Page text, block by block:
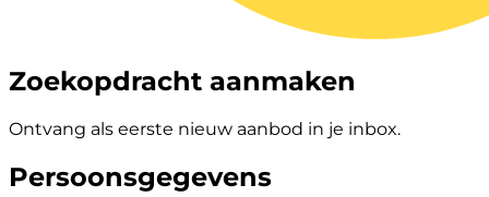
Zoekopdracht aanmaken
Ontvang als eerste nieuw aanbod in je inbox.
Persoonsgegevens